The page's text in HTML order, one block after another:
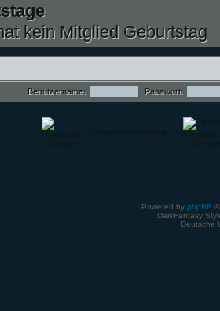
kein Mitglied Geburtstag
Benutzername: Passwort:
Powered by phpBB
DarkFantasy
Deutsche